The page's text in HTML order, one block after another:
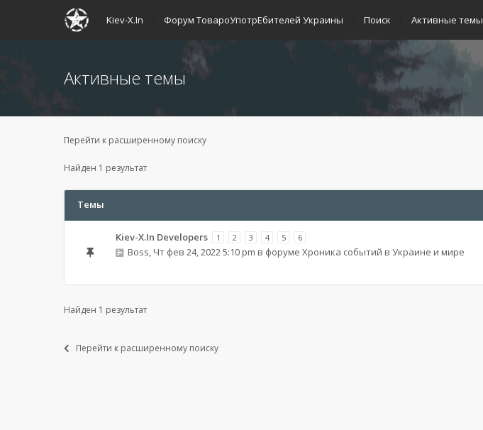
Kiev-X.In Форум ТовароУпотрЕбителей Украины Поиск Активные темы
Активные темы
Перейти к расширенному поиску
Найден 1 результат
Темы
Kiev-X.In Developers 1 2 3 4 5 6
Boss, Чт фев 24, 2022 5:10 pm в форуме Хроника событий в Украине и мире
Найден 1 результат
Перейти к расширенному поиску